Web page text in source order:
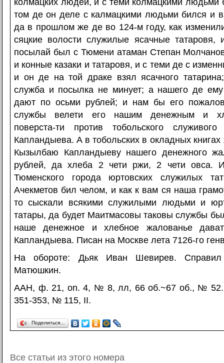
том де он деле с калмацкими людьми бился и
да в прошлом же де во 124-м году, как
сяцкие волости служилые ясачные
посылай был с Тюмени атаман Степан
и конные казаки и татаровя, и с теми де с
и он де на той драке взял ясачного
служба и посылка не минует; а нашего де ему
дают по осьми рублей; и нам бы его
службы велети его нашим денежным и
поверста-ти против тобольского
Капландыева. А в тобольских в окладных книгах
Кызылбаю Капландыеву нашего денежного
рублей, да хлеба 2 чети ржи, 2 чети овса.
Тюменского города юртовских служилых
Ачекметов бил челом, и как к вам ся наша
то сыскали всякими служилыми людьми и
татары, да будет Маитмасовы таковы службы
наше денежное и хлебное жалованье
Капландыева. Писан на Москве лета 7126-го
На обороте: Дьяк Иван Шевирев. Справил
Матюшкин.
ААН, ф. 21, on. 4, № 8, лл, 66 об.~67 об., №
351-353, № 115, II.
Поделиться…
Все статьи из этого номера